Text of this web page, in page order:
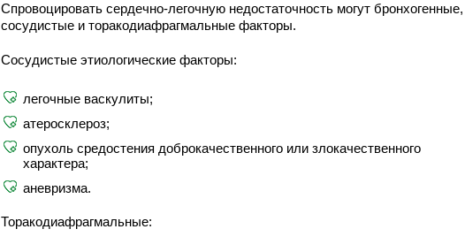
Спровоцировать сердечно-легочную недостаточность могут бронхогенные,
сосудистые и торакодиафрагмальные факторы.
Сосудистые этиологические факторы:
легочные васкулиты;
атеросклероз;
опухоль средостения доброкачественного или злокачественного
характера;
аневризма.
Торакодиафрагмальные: